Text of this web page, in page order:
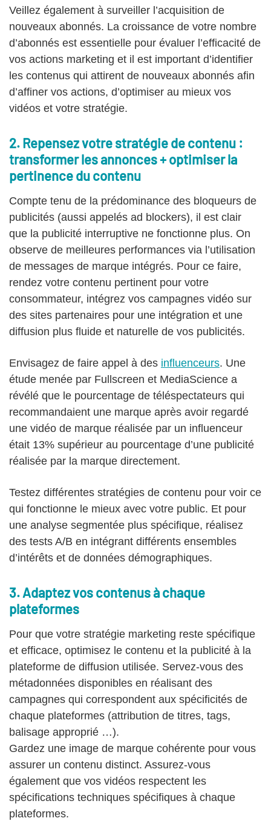
Veillez également à surveiller l’acquisition de
nouveaux abonnés. La croissance de votre nombre
d’abonnés est essentielle pour évaluer l’efficacité de
vos actions marketing et il est important d’identifier
les contenus qui attirent de nouveaux abonnés afin
d’affiner vos actions, d’optimiser au mieux vos
vidéos et votre stratégie.
2. Repensez votre stratégie de contenu :
transformer les annonces + optimiser la
pertinence du contenu
Compte tenu de la prédominance des bloqueurs de
publicités (aussi appelés ad blockers), il est clair
que la publicité interruptive ne fonctionne plus. On
observe de meilleures performances via l’utilisation
de messages de marque intégrés. Pour ce faire,
rendez votre contenu pertinent pour votre
consommateur, intégrez vos campagnes vidéo sur
des sites partenaires pour une intégration et une
diffusion plus fluide et naturelle de vos publicités.
Envisagez de faire appel à des influenceurs. Une
étude menée par Fullscreen et MediaScience a
révélé que le pourcentage de téléspectateurs qui
recommandaient une marque après avoir regardé
une vidéo de marque réalisée par un influenceur
était 13% supérieur au pourcentage d’une publicité
réalisée par la marque directement.
Testez différentes stratégies de contenu pour voir ce
qui fonctionne le mieux avec votre public. Et pour
une analyse segmentée plus spécifique, réalisez
des tests A/B en intégrant différents ensembles
d’intérêts et de données démographiques.
3. Adaptez vos contenus à chaque
plateformes
Pour que votre stratégie marketing reste spécifique
et efficace, optimisez le contenu et la publicité à la
plateforme de diffusion utilisée. Servez-vous des
métadonnées disponibles en réalisant des
campagnes qui correspondent aux spécificités de
chaque plateformes (attribution de titres, tags,
balisage approprié …).
Gardez une image de marque cohérente pour vous
assurer un contenu distinct. Assurez-vous
également que vos vidéos respectent les
spécifications techniques spécifiques à chaque
plateformes.